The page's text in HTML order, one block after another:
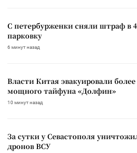
С петербурженки сняли штраф в
парковку
6 минут назад
Власти Китая эвакуировали
мощного тайфуна «Долфин»
10 минут назад
За сутки у Севастополя
дронов ВСУ